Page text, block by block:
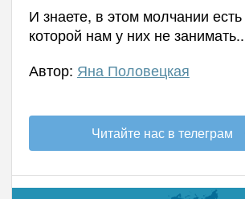
И знаете, в этом молчании
которой нам у них не
Автор: Яна Половецкая
Читайте нас в телеграм